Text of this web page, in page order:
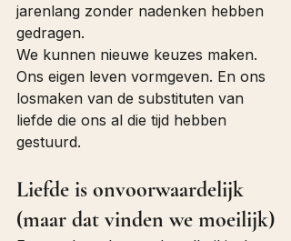
jarenlang zonder nadenken hebben
gedragen.
We kunnen nieuwe keuzes maken.
Ons eigen leven vormgeven. En ons
losmaken van de substituten van
liefde die ons al die tijd hebben
gestuurd.
Liefde is onvoorwaardelijk
(maar dat vinden we moeilijk)